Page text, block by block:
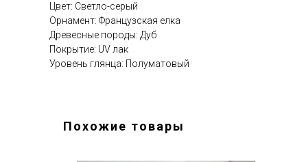
Цвет: Светло-серый
Орнамент: Французская елка
Древесные породы: Дуб
Покрытие: UV лак
Уровень глянца: Полуматовый
Похожие товары